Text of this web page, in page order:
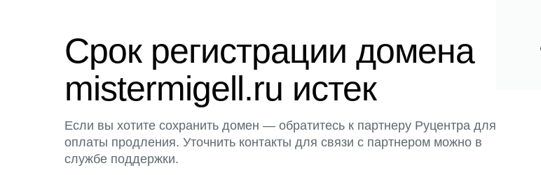
Срок регистрации домена
mistermigell.ru истек
Если вы хотите сохранить домен — обратитесь к партнеру Руцентра для
оплаты продления. Уточнить контакты для связи с партнером можно в
службе поддержки.